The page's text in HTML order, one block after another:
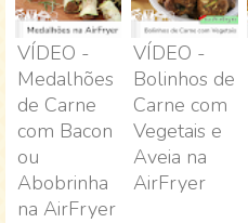
VÍDEO -
Medalhões
de Carne
com Bacon
ou
Abobrinha
na AirFryer
VÍDEO -
Bolinhos de
Carne com
Vegetais e
Aveia na
AirFryer